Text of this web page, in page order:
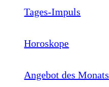
Tages-Impuls
Horoskope
Angebot des Monats